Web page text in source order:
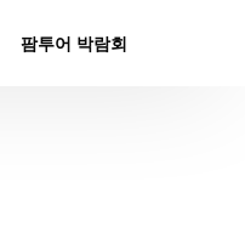
팜투어 박람회